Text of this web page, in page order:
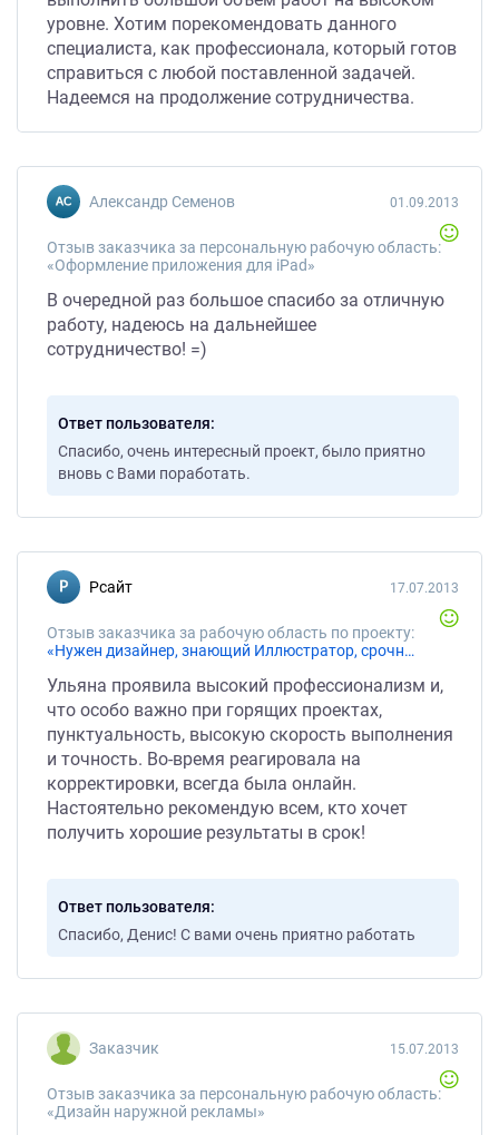
уровне. Хотим порекомендовать данного
специалиста, как профессионала, который готов
справиться с любой поставленной задачей.
Надеемся на продолжение сотрудничества.
Александр Семенов
Отзыв заказчика за персональную рабочую область:
«Оформление приложения для iPad»
01.09.2013
В очередной раз большое спасибо за отличную
работу, надеюсь на дальнейшее
сотрудничество! =)
Ответ пользователя
Спасибо, очень интересный проект, было приятно
вновь с Вами поработать.
Рсайт
Отзыв заказчика за рабочую область по проекту:
«Нужен дизайнер, знающий Иллюстратор, срочно, правка макета.»
17.07.2013
Ульяна проявила высокий профессионализм и,
что особо важно при горящих проектах,
пунктуальность, высокую скорость выполнения
и точность. Во-время реагировала на
корректировки, всегда была онлайн.
Настоятельно рекомендую всем, кто хочет
получить хорошие результаты в срок!
Ответ пользователя
Спасибо, Денис! С вами очень приятно работать
Заказчик
Отзыв заказчика за персональную рабочую область:
«Дизайн наружной рекламы»
15.07.2013